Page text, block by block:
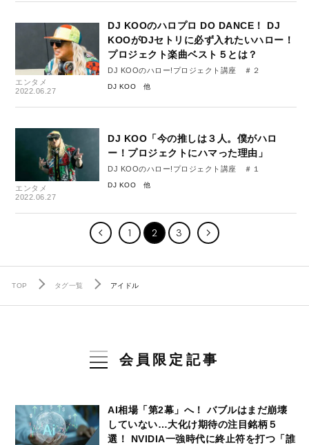
エンタメ
2022.06.27
DJ KOOのハロプロ DO DANCE！ DJ
KOOがDJセトリに必ず入れたいハロー！
プロジェクト楽曲ベスト５とは？
DJ KOOのハロー!プロジェクト講座 ＃２
DJ KOO
エンタメ
2022.06.27
DJ KOO「今の推しは３人。僕がハロ
ー！プロジェクトにハマった理由」
DJ KOOのハロー!プロジェクト講座 ＃１
DJ KOO
1 2 3
TOP タグ一覧 アイドル
会員限定記事
AI相場「第2幕」へ！ バブルはまだ崩壊
していない…大化け期待の注目銘柄５
選！ NVIDIA一強時代に終止符を打つ「誰